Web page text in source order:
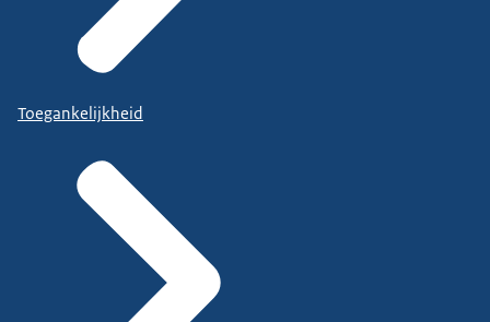
Toegankelijkheid